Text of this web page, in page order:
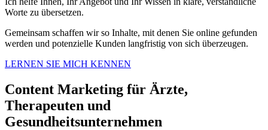
Worte zu übersetzen.
Gemeinsam schaffen wir so Inhalte, mit denen Sie online gefunden
werden und potenzielle Kunden langfristig von sich überzeugen.
LERNEN SIE MICH KENNEN
Content Marketing für Ärzte,
Therapeuten und
Gesundheitsunternehmen